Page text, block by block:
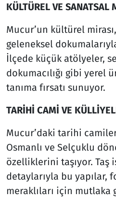
KÜLTÜREL VE SANATSAL
Mucur’un kültürel
geleneksel
İlçede küçük atölyeler,
dokumacılığı gibi yerel
tanıma fırsatı sunuyor.
TARİHİ CAMİ VE
Mucur’daki tarihi
Osmanlı ve Selçuklu
özelliklerini taşıyor. Taş
detaylarıyla bu yapılar,
meraklıları için mutlaka